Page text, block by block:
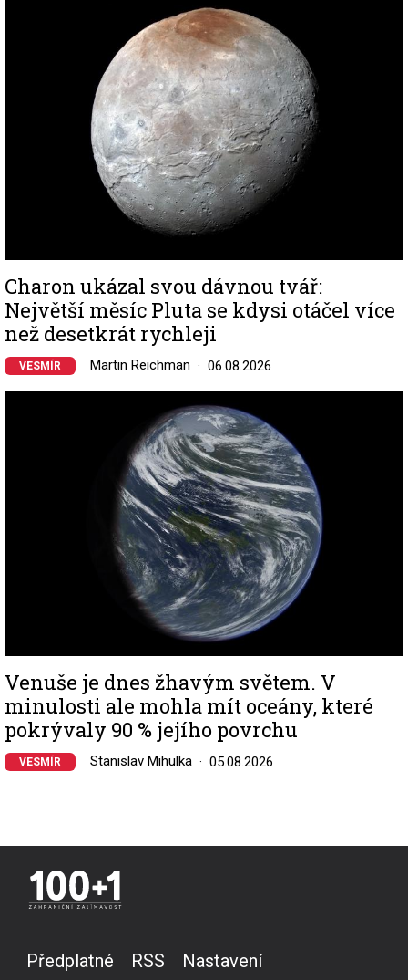
Charon ukázal svou dávnou tvář:
Největší měsíc Pluta se kdysi otáčel více
než desetkrát rychleji
VESMÍR Martin Reichman 06.08.2026
Venuše je dnes žhavým světem. V
minulosti ale mohla mít oceány, které
pokrývaly 90 % jejího povrchu
VESMÍR Stanislav Mihulka 05.08.2026
Předplatné RSS
Nastavení